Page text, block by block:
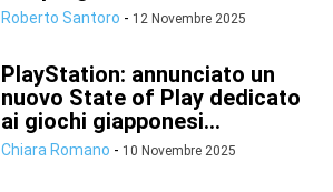
Roberto Santoro - 12 Novembre 2025
PlayStation: annunciato un
nuovo State of Play dedicato
ai giochi giapponesi...
Chiara Romano - 10 Novembre 2025